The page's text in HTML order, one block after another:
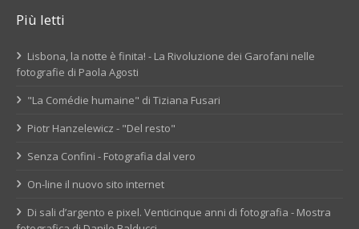
Più letti
Lisbona, la notte è finita! - La Rivoluzione dei Garofani nelle
fotografie di Paola Agosti
"La Comédie humaine" di Tiziana Fusari
Piotr Hanzelewicz - "Del resto"
Senza Confini - Fotografia dal vero
On-line il nuovo sito internet
Di sali d’argento e pixel. Venticinque anni di fotografia - Mostra